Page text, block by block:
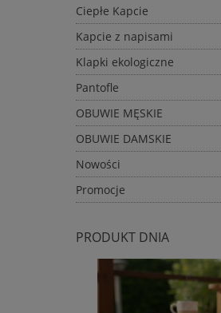
Ciepłe Kapcie
Kapcie z napisami
Klapki ekologiczne
Pantofle
OBUWIE MĘSKIE
OBUWIE DAMSKIE
Nowości
Promocje
PRODUKT DNIA